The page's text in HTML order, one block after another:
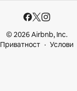
© 2026 Airbnb, Inc.
Приватност
Услови